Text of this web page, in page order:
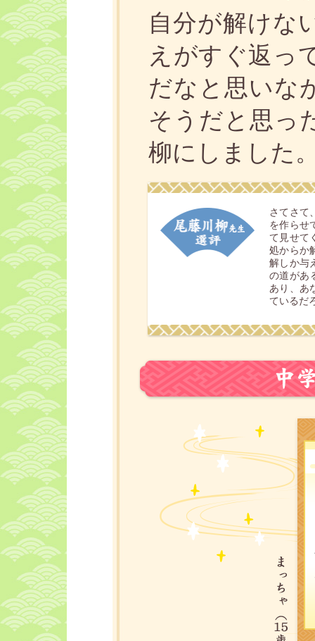
自分が解けな
えがすぐ返っ
だなと思いな
そうだと思っ
柳にしました
さてさて
を作らせ
て見せて
処からか
解しか与
の道があ
あり、あ
ているだ